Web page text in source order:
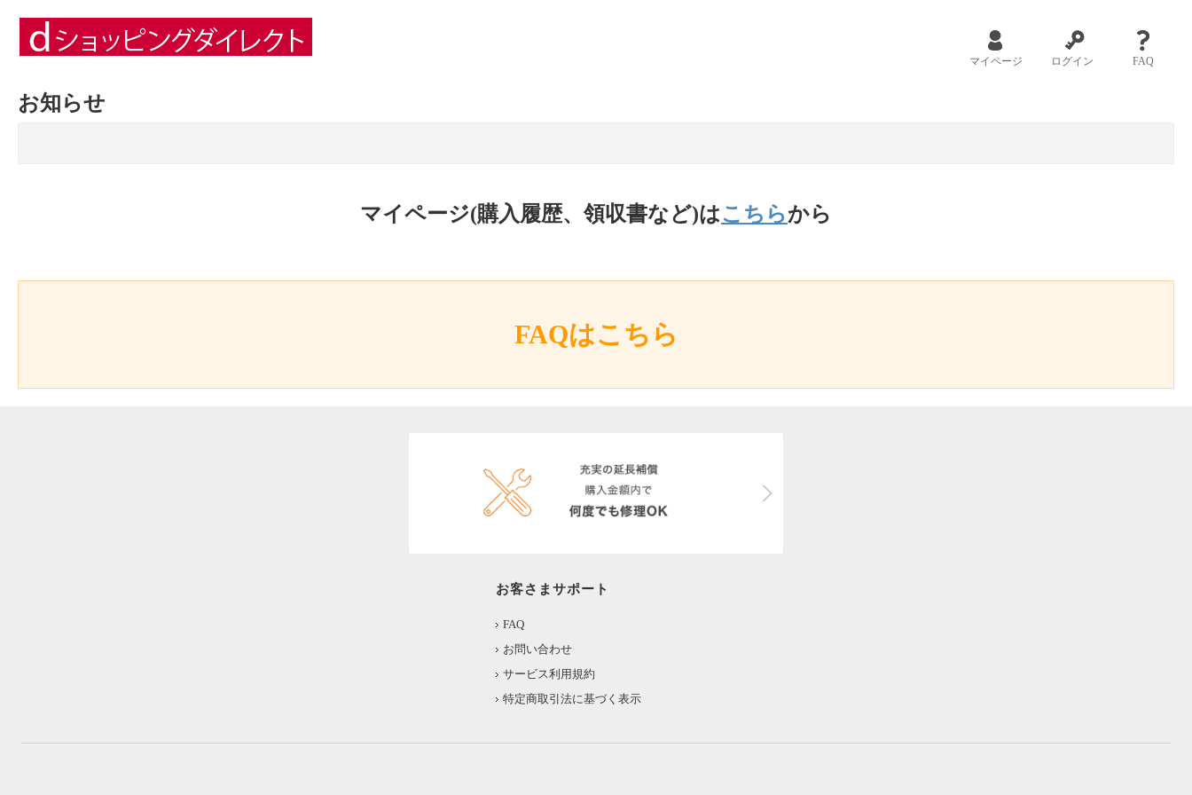
マイページ ログイン FAQ
お知らせ
マイページ(購入履歴、領収書など)はこちらから
FAQはこちら
お客さまサポート
FAQ
お問い合わせ
サービス利用規約
特定商取引法に基づく表示